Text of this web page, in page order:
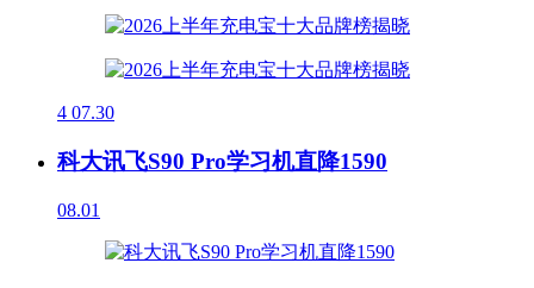
4 07.30
科大讯飞S90 Pro学习机直降1590
08.01